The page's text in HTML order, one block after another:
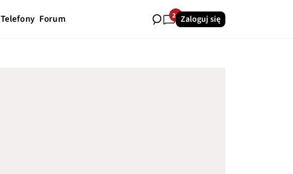
Telefony Forum 22Zaloguj się